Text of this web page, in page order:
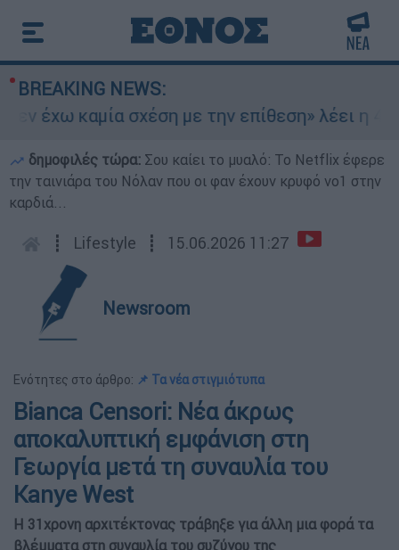
BREAKING NEWS:
καμία σχέση με την επίθεση» λέει η
δημοφιλές τώρα: Σου καίει το μυαλό: Το Netflix έφερε
την ταινιάρα του Νόλαν που οι φαν έχουν κρυφό νο1 στην
καρδιά...
┋ Lifestyle ┋ 15.06.2026 11:27
Newsroom
Ενότητες στο άρθρο: 📌 Τα νέα στιγμιότυπα
Bianca Censori: Νέα άκρως
αποκαλυπτική εμφάνιση στη
Γεωργία μετά τη συναυλία του
Kanye West
Η 31χρονη αρχιτέκτονας τράβηξε για άλλη μια φορά τα
βλέμματα στη συναυλία του συζύγου της